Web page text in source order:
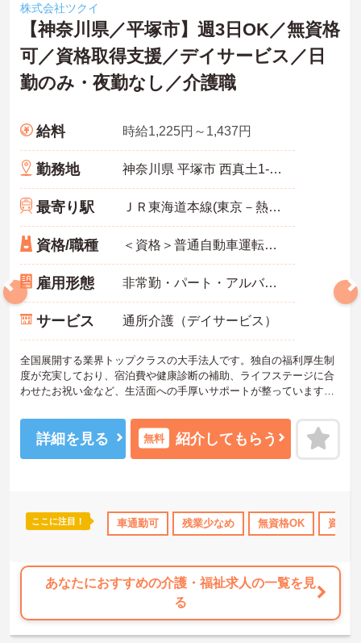
研修制度あり 産休･育休･介護休暇取得実績あり 夏～秋入職可
株式会社ツクイ
【神奈川県／平塚市】週3日OK／無資格
可／資格取得支援／デイサービス／日
勤のみ・夜勤なし／介護職
給料 時給1,225円～1,437円
勤務地 神奈川県 平塚市 西真土1-2-11
最寄り駅 ＪＲ東海道本線(東京－熱海)「平塚駅」バス・車7分
資格/職種 ＜資格＞普通自動車運転免許(AT限定可) 必須 ＜経験＞介護業務・運転業務経験の実務経験1年以上 必須
雇用形態 非常勤・パート・アルバイト
サービス 通所介護（デイサービス）
全国展開する業界トップクラスの大手法人です。独自の福利厚生制
度が充実しており、宿泊費や健康診断の補助、ライフステージに合
わせたお祝い金など、生活面への手厚いサポートが整っています。
かりお給料に還元される点も大きな魅力です。夜勤のない日勤のみ
のお仕事で、週3日からの勤務相談も可能となっており、ワークライ
フバランスを大切にしたい方におすすめいたします。さらに手厚い
ながら安心して長くご活躍いただける職場となっています。
・理念のもと社会貢献を実感でき、やりがいを持って働ける環境で
・IT化などを推進しており、スタッフの業務負担軽減にも積極的に
取り組んでいます
【独自の福利厚生と手厚い還元体制】
詳細を見る 無料 紹介してもらう
ここに注目！ 車通勤可 残業少なめ 無資格OK 資格
あなたにおすすめの介護・福祉求人の一覧を見
る